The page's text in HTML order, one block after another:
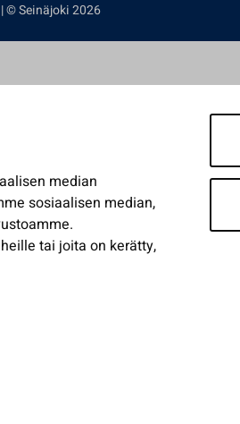
median
sosiaalisen median,
tai joita on kerätty,
| © Seinäjoki 2026